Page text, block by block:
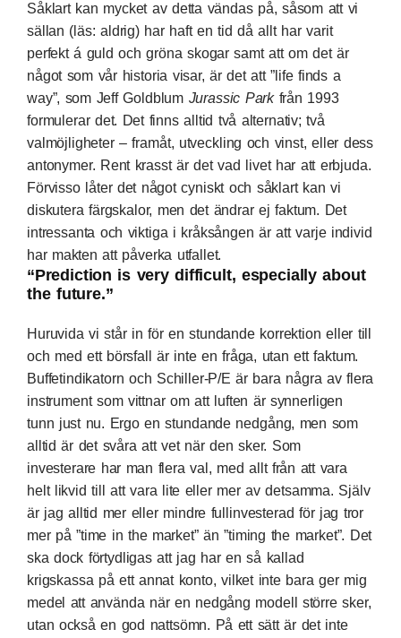
Såklart kan mycket av detta vändas på, såsom att vi
sällan (läs: aldrig) har haft en tid då allt har varit
perfekt á guld och gröna skogar samt att om det är
något som vår historia visar, är det att ” life finds a
way”, som Jeff Goldblum Jurassic Parkfrån 1993
formulerar det. Det finns alltid två alternativ; två
valmöjligheter – framåt, utveckling och vinst, eller dess
antonymer. Rent krasst är det vad livet har att erbjuda.
Förvisso låter det något cyniskt och såklart kan vi
diskutera färgskalor, men det ändrar ej faktum. Det
intressanta och viktiga i kråksången är att varje individ
har makten att påverka utfallet.
“Prediction is very difficult, especially about
the future.”
Huruvida vi står in för en stundande korrektion eller till
och med ett börsfall är inte en fråga, utan ett faktum.
Buffetindikatorn och Schiller-P/E är bara några av flera
instrument som vittnar om att luften är synnerligen
tunn just nu. Ergo en stundande nedgång, men som
alltid är det svåra att vet när den sker. Som
investerare har man flera val, med allt från att vara
helt likvid till att vara lite eller mer av detsamma. Själv
är jag alltid mer eller mindre fullinvesterad för jag tror
mer på ”time in the market” än ”timing the market”. Det
ska dock förtydligas att jag har en så kallad
krigskassa på ett annat konto, vilket inte bara ger mig
medel att använda när en nedgång modell större sker,
utan också en god nattsömn. På ett sätt är det inte